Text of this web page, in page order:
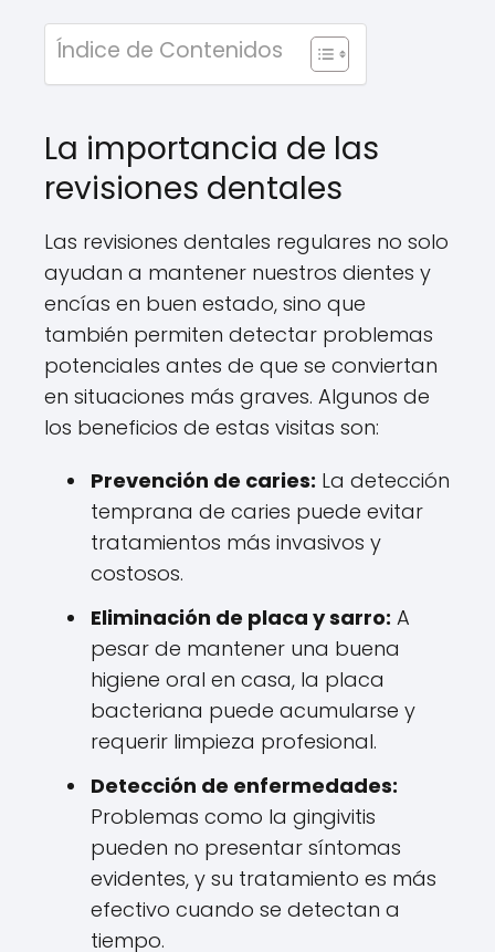
Índice de Contenidos
La importancia de las
revisiones dentales
Las revisiones dentales regulares no solo
ayudan a mantener nuestros dientes y
encías en buen estado, sino que
también permiten detectar problemas
potenciales antes de que se conviertan
en situaciones más graves. Algunos de
los beneficios de estas visitas son:
Prevención de caries: La detección
temprana de caries puede evitar
tratamientos más invasivos y
costosos.
Eliminación de placa y sarro: A
pesar de mantener una buena
higiene oral en casa, la placa
bacteriana puede acumularse y
requerir limpieza profesional.
Detección de enfermedades:
Problemas como la gingivitis
pueden no presentar síntomas
evidentes, y su tratamiento es más
efectivo cuando se detectan a
tiempo.